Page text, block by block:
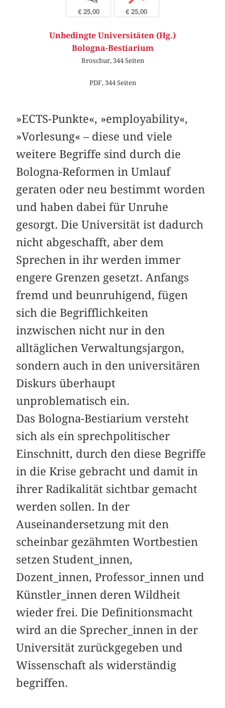
€ 25,00 € 25,00
Unbedingte Universitäten (Hg.)
Bologna-Bestiarium
Broschur, 344 Seiten
PDF, 344 Seiten
»ECTS-Punkte«, »employability«,
»Vorlesung« – diese und viele
weitere Begriffe sind durch die
Bologna-Reformen in Umlauf
geraten oder neu bestimmt worden
und haben dabei für Unruhe
gesorgt. Die Universität ist dadurch
nicht abgeschafft, aber dem
Sprechen in ihr werden immer
engere Grenzen gesetzt. Anfangs
fremd und beunruhigend, fügen
sich die Begrifflichkeiten
inzwischen nicht nur in den
alltäglichen Verwaltungsjargon,
sondern auch in den universitären
Diskurs überhaupt
unproblematisch ein.
Das Bologna-Bestiarium versteht
sich als ein sprechpolitischer
Einschnitt, durch den diese Begriffe
in die Krise gebracht und damit in
ihrer Radikalität sichtbar gemacht
werden sollen. In der
Auseinandersetzung mit den
scheinbar gezähmten Wortbestien
setzen Student_innen,
Dozent_innen, Professor_innen und
Künstler_innen deren Wildheit
wieder frei. Die Definitionsmacht
wird an die Sprecher_innen in der
Universität zurückgegeben und
Wissenschaft als widerständig
begriffen.